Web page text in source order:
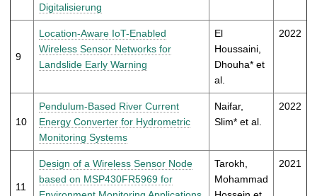
Digitalisierung
9
Location-Aware IoT-Enabled
Wireless Sensor Networks for
Landslide Early Warning
El
Houssaini,
Dhouha* et
al.
2022
10
Pendulum-Based River Current
Energy Converter for Hydrometric
Monitoring Systems
Naifar,
Slim* et al.
2022
11
Design of a Wireless Sensor Node
based on MSP430FR5969 for
Tarokh,
Mohammad
2021